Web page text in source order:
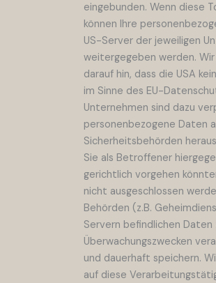
eingebunden. Wenn diese
können Ihre
US-Server der jeweiligen
weitergegeben werden.
darauf hin, dass die USA
im Sinne des EU-
Unternehmen sind dazu
personenbezogene Daten
Sicherheitsbehörden
Sie als Betroffener
gerichtlich vorgehen
nicht ausgeschlossen
Behörden (z.B.
Servern befindlichen Daten
Überwachungszwecken
und dauerhaft speichern.
auf diese